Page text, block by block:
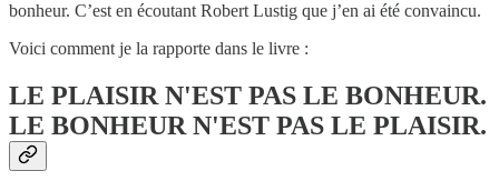
bonheur. C’est en écoutant Robert Lustig que j’en ai été convaincu.
Voici comment je la rapporte dans le livre :
LE PLAISIR N'EST PAS LE BONHEUR.
LE BONHEUR N'EST PAS LE PLAISIR.